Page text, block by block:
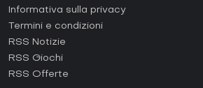
Come attivare una Epic Games CD Key?
Come attivare una GOG CD Key?
Come attivare una Ubisoft Connect CD
Informativa sulla privacy
Termini e condizioni
RSS Notizie
RSS Giochi
RSS Offerte